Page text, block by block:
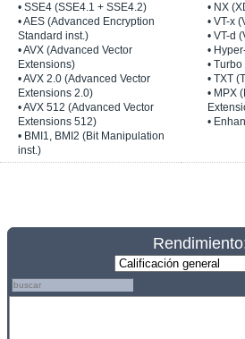
• SSE4 (SSE4.1 + SSE4.2)
• AES (Advanced Encryption
Standard inst.)
• AVX (Advanced Vector
Extensions)
• AVX 2.0 (Advanced Vector
Extensions 2.0)
• AVX 512 (Advanced Vector
Extensions 512)
• BMI1, BMI2 (Bit Manipulation
inst.)
• NX
• VT-x
• VT-d
•
•
• TXT
• MPX
•